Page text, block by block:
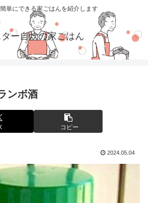
単にできる家ごはんを紹介します
ー自炊の家ごはん
ンボ酒
コピー
2024.05.04